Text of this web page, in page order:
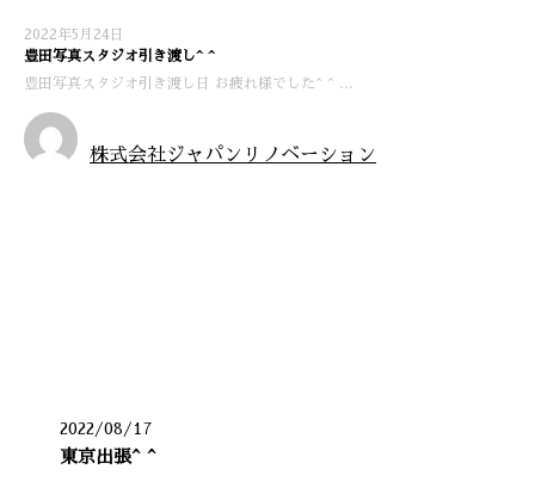
2022年5月24日
豊田写真スタジオ引き渡し^ ^
豊田写真スタジオ引き渡し日 お疲れ様でした^ ^ …
株式会社ジャパンリノベーション
2022/08/17
東京出張^ ^